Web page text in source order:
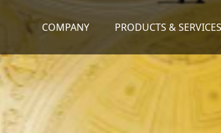
COMPANY PRODUCTS & SERVICES